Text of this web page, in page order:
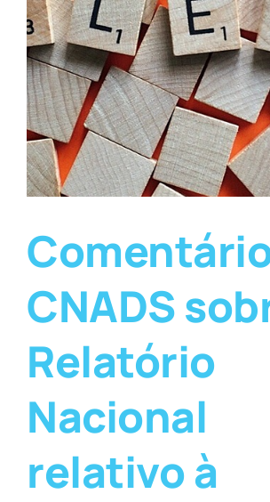
CNADS
Relatório
Nacional
relativo à